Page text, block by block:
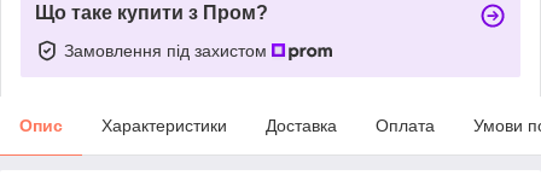
Що таке купити з Пром?
Замовлення під захистом
Опис Характеристики Доставка Оплата Умови